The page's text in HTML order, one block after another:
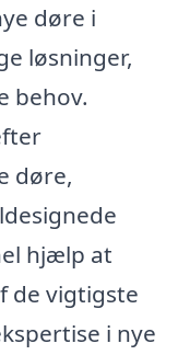
døre i
løsninger,
behov.
døre,
hjælp at
de vigtigste
i nye